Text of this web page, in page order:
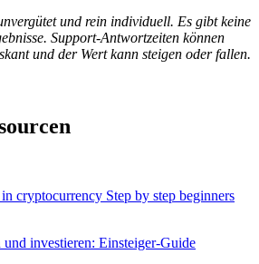
und rein individuell. Es gibt keine
Support-Antwortzeiten können
und der Wert kann steigen oder fallen.
investieren: Einsteiger-Guide